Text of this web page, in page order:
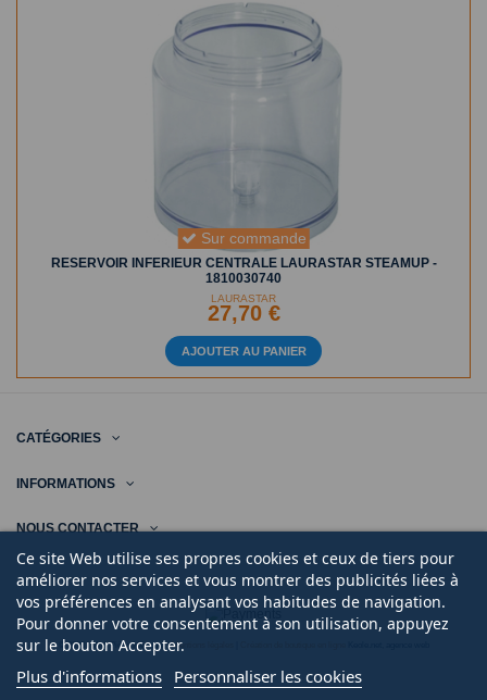
Sur commande
RESERVOIR INFERIEUR CENTRALE LAURASTAR STEAMUP -
1810030740
LAURASTAR
27,70 €
AJOUTER AU PANIER
CATÉGORIES
INFORMATIONS
NOUS CONTACTER
Ce site Web utilise ses propres cookies et ceux de tiers pour
améliorer nos services et vous montrer des publicités liées à
vos préférences en analysant vos habitudes de navigation.
Pour donner votre consentement à son utilisation, appuyez
sur le bouton Accepter.
Plus d'informations Personnaliser les cookies
© 2020 | Midi Pièce Ménager |Mentions légales